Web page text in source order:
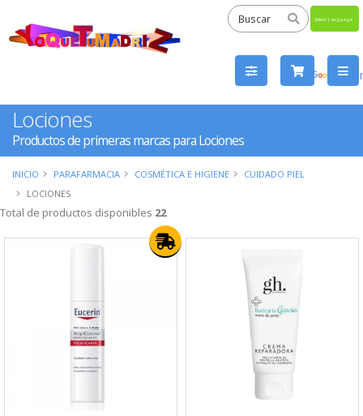
by
Lociones
Productos de primeras marcas para Lociones
INICIO PARAFARMACIA COSMÉTICA E HIGIENE
CUIDADO PIEL
LOCIONES
Total de productos disponibles 22